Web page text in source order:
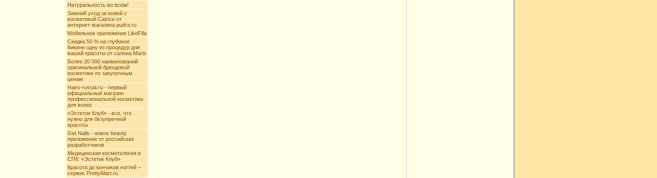
Натуральность во всем!
Зимний уход за кожей с
косметикой Catrice от
интернет-магазина pudra.ru
Мобильное приложение LikeFifa
Скидка 50 % на глубокое
бикини одну из процедур для
вашей красоты от салона Maris
Более 20 000 наименований
оригинальной брендовой
косметики по закупочным
ценам
Hairs-russia.ru - первый
официальный магазин
профессиональной косметики
для волос
«Эстетик Клуб» - все, что
нужно для безупречной
красоты
Get Nails - новое beauty
приложение от российских
разработчиков
Медицинская косметология в
СПб: «Эстетик Клуб»
Красота до кончиков ногтей –
сервис PrettyMart.ru